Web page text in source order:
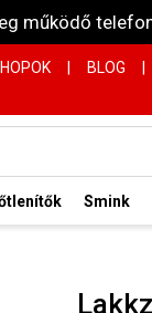
működő
BLOG
Smink